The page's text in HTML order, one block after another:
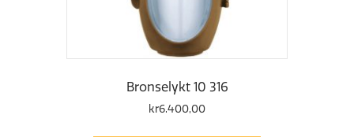
Bronselykt 10 316
kr6.400,00